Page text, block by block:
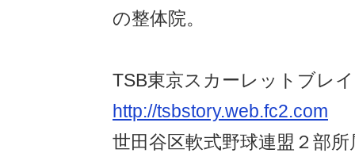
の整体院。
TSB東京スカーレットブレ
http://tsbstory.web.fc2.com
世田谷区軟式野球連盟２部所